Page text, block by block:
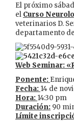
El próximo
el Curso
veterinarios D.
departamento
Web Seminar:
Ponente:
Fecha: 14 de
Hora: 14:30 pm
Duración: 90
Límite